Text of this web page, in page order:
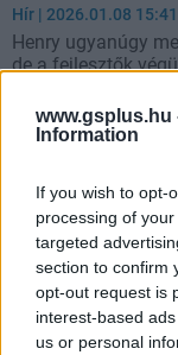
www.gsplus.hu
Information
If you wish to opt-
processing of
targeted
section to confirm
opt-out request is
interest-based
us or personal
Hír | 2026.01.08 15:41
Henry ugyanúgy
de a fejlesztők